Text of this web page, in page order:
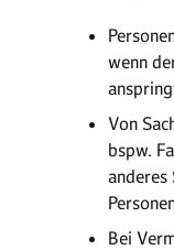
wenn
Von
bspw.
anderes
Bei